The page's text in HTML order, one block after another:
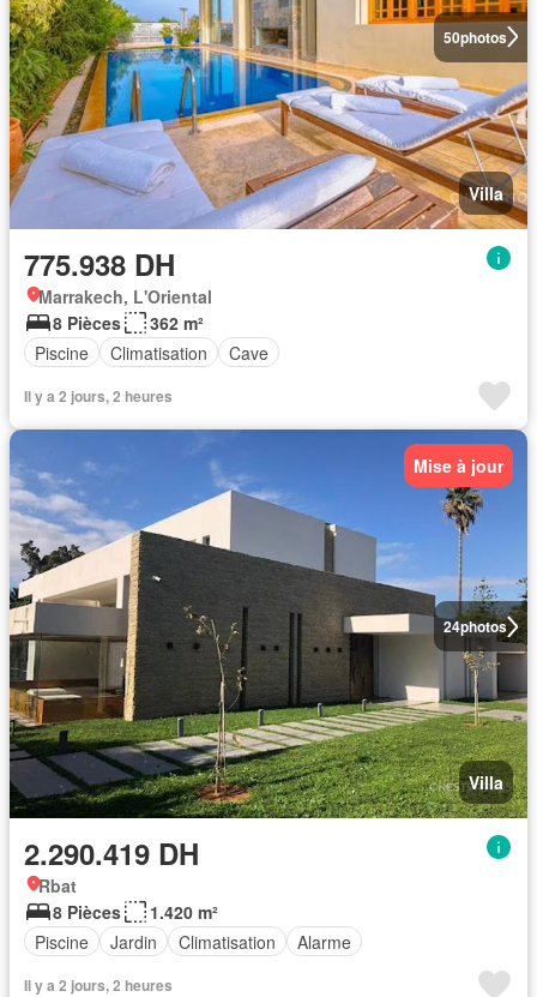
50photos
Villa
775.938 DH
Marrakech, L'Oriental
8 Pièces
362 m²
Piscine
Climatisation Cave
Il y a 2 jours, 2 heures
24photos
Mise à jour
Villa
2.290.419 DH
Rbat
8 Pièces
1.420 m²
Piscine
Jardin Climatisation Alarme
Il y a 2 jours, 2 heures